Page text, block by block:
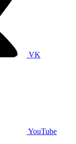
VK
YouTube